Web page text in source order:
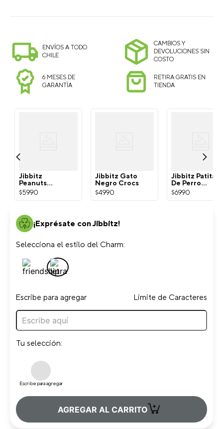
ENVÍOS A TODO
CHILE
CAMBIOS Y
DEVOLUCIONES SIN
COSTO
6 MESES DE
GARANTÍA
RETIRA GRATIS EN
TIENDA
Jibbitz
Peanuts
Snoopy
Blanco Crocs
$5990
Jibbitz Gato
Negro Crocs
$4990
Jibbitz Patita
De Perro
Dorada Crocs
$6990
¡Exprésate con Jibbitz!
Selecciona el estilo del Charm:
Escribe para agregar Limite de Caracteres
Tu selección:
Escribe para agregar
AGREGAR AL CARRITO +